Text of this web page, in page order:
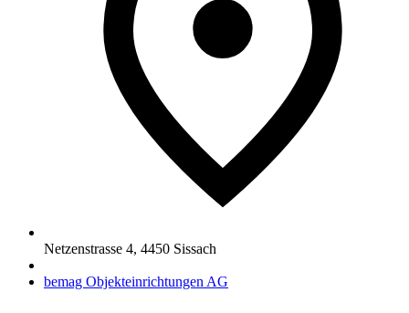
Netzenstrasse 4, 4450 Sissach
bemag Objekteinrichtungen AG